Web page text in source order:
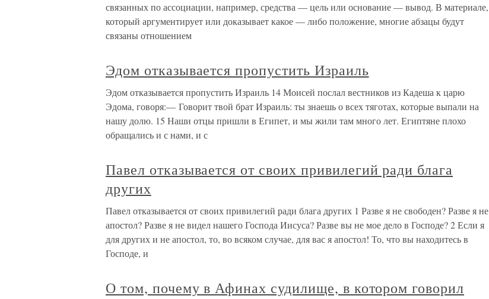
связанных по ассоциации, например, средства — цель или основание — вывод. В материале,
который аргументирует или доказывает какое — либо положение, многие абзацы будут
связаны отношением
Эдом отказывается пропустить Израиль
Эдом отказывается пропустить Израиль 14 Моисей послал вестников из Кадеша к царю
Эдома, говоря:— Говорит твой брат Израиль: ты знаешь о всех тяготах, которые выпали на
нашу долю. 15 Наши отцы пришли в Египет, и мы жили там много лет. Египтяне плохо
обращались и с нами, и с
Павел отказывается от своих привилегий ради блага
других
Павел отказывается от своих привилегий ради блага других 1 Разве я не свободен? Разве я не
апостол? Разве я не видел нашего Господа Иисуса? Разве вы не мое дело в Господе? 2 Если я
для других и не апостол, то, во всяком случае, для вас я апостол! То, что вы находитесь в
Господе, и
О том, почему в Афинах судилище, в котором говорил